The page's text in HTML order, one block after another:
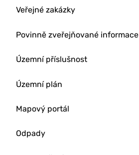
Veřejné zakázky
Povinně zveřejňované informace
Územní příslušnost
Územní plán
Mapový portál
Odpady